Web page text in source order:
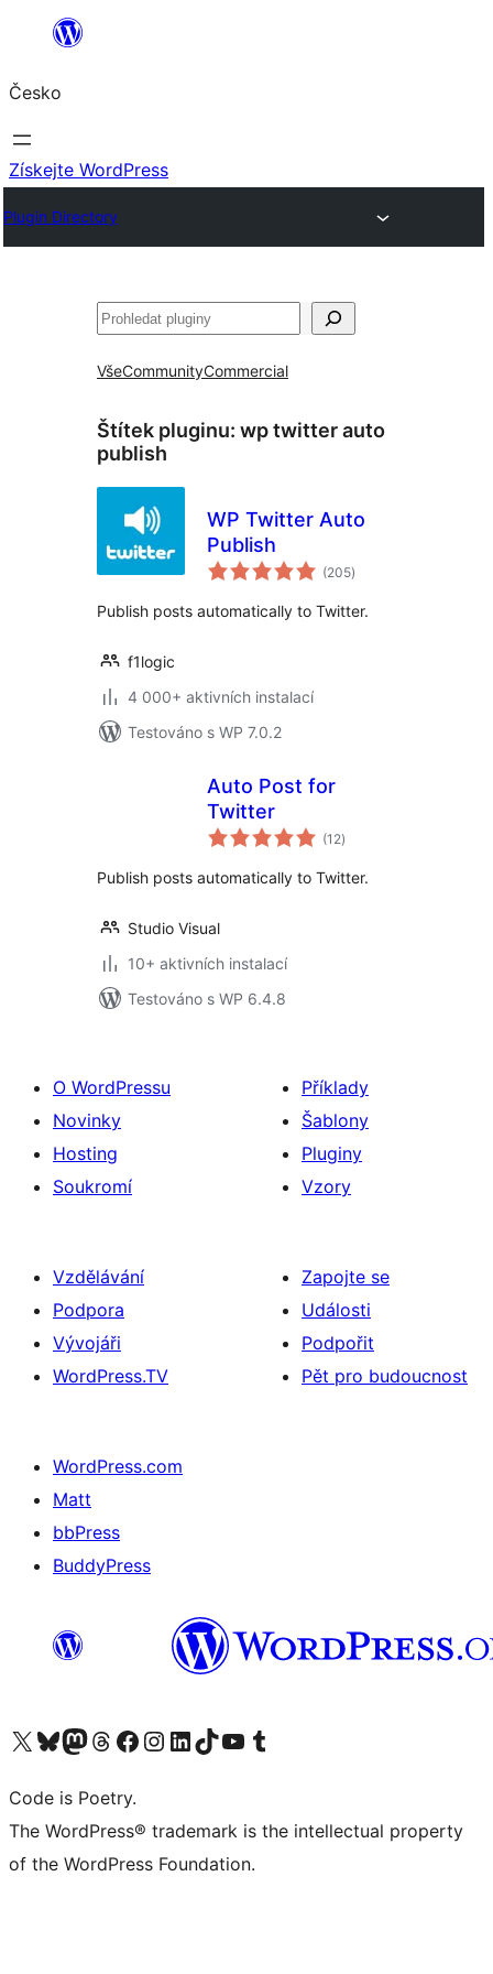
Přeskočit
obsah
Česko
Získejte WordPress
Plugin Directory
Hledat
VšeCommunityCommercial
Štítek pluginu: wp twitter auto
publish
WP Twitter Auto
Publish
(205celkové
hodnocení
)
Publish posts automatically to Twitter.
f1logic
4 000+ aktivních instalací
Testováno s WP 7.0.2
Auto Post for
Twitter
(12celkové
hodnocení
)
Publish posts automatically to Twitter.
Studio Visual
10+ aktivních instalací
Testováno s WP 6.4.8
O WordPressu
Novinky
Hosting
Soukromí
Příklady
Šablony
Pluginy
Vzory
Vzdělávání
Podpora
Vývojáři
WordPress.TV
Zapojte se
Události
Podpořit
Pět pro budoucnost
WordPress.com
Matt
bbPress
BuddyPress
Navštivte náš účet na X (dříve Twitter)
Navštivte náš Bluesky účetNavštivte náš účet Mastodon
Navštivte náš Threads účetNavštivte naši stránku na Facebooku
Navštivte náš Instagram účetNavštivte náš LinkedIn účetNavštivte náš TikTok účetNavštivte náš YouTube kanálNavštivte náš Tumblr účet
Code is Poetry.
The WordPress® trademark is the intellectual property
of the WordPress Foundation.